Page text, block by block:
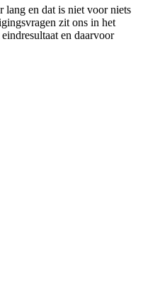
lang en dat is niet voor niets
zit ons in het
en daarvoor